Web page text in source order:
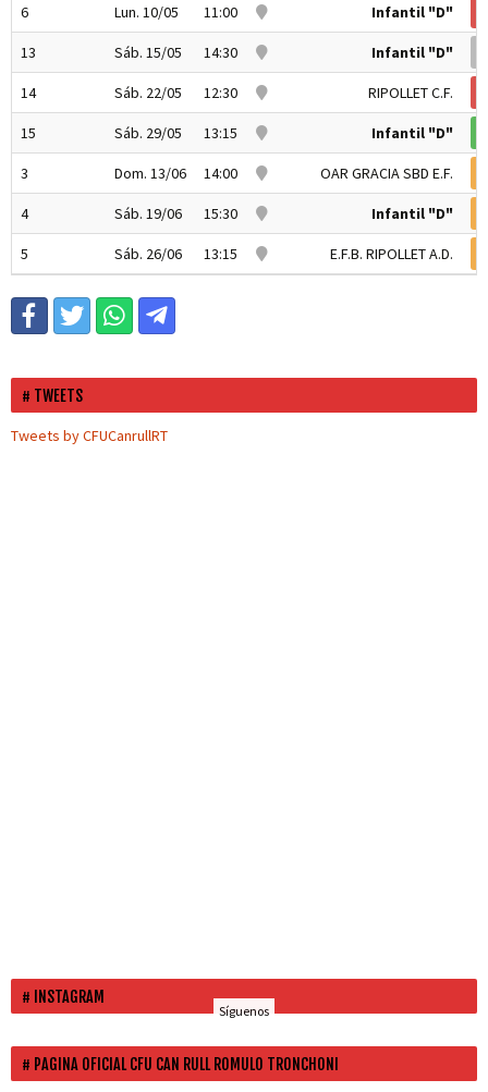
6 Lun. 10/05 11:00 Infantil "D"
13 Sáb. 15/05 14:30 Infantil "D"
14 Sáb. 22/05 12:30 RIPOLLET C.F.
15 Sáb. 29/05 13:15 Infantil "D"
3 Dom. 13/06 14:00 OAR GRACIA SBD E.F.
4 Sáb. 19/06 15:30 Infantil "D"
5 Sáb. 26/06 13:15 E.F.B. RIPOLLET A.D.
TWEETS
Tweets by CFUCanrullRT
INSTAGRAM
Síguenos
PAGINA OFICIAL CFU CAN RULL ROMULO TRONCHONI